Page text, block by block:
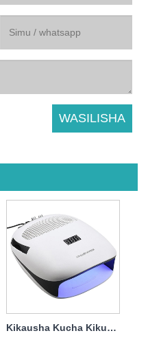
Kikausha Kucha Kikusanya vumbi la Taa 140w 4 in1